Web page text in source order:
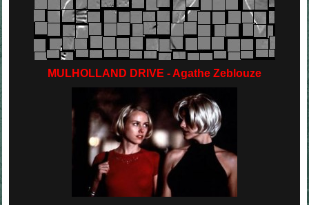
MULHOLLAND DRIVE - Agathe Zeblouze